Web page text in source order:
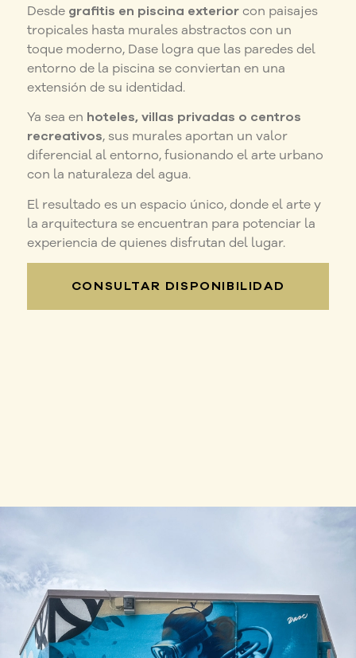
Desde grafitis en piscina exteriorcon paisajes
tropicales hasta murales abstractos con un
toque moderno, Dase logra que las paredes del
entorno de la piscina se conviertan en una
extensión de su identidad.
Ya sea en hoteles, villas privadas o centros
recreativos, sus murales aportan un valor
diferencial al entorno, fusionando el arte urbano
con la naturaleza del agua.
El resultado es un espacio único, donde el arte y
la arquitectura se encuentran para potenciar la
experiencia de quienes disfrutan del lugar.
CONSULTAR DISPONIBILIDAD